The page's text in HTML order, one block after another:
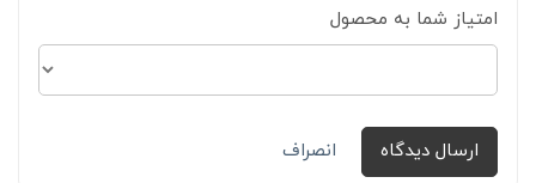
امتیاز شما به محصول
ارسال دیدگاه انصراف